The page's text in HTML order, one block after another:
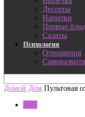
Десерты
Напитки
Первые
Салаты
Психология
Отношения
Домой Дом Пультовая